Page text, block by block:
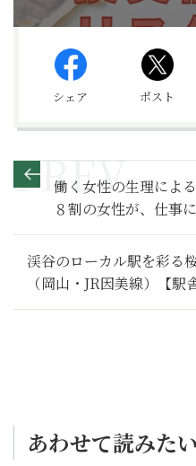
シェア ポスト
働く女性の生理によ
８割の女性が、仕事
り！
渓谷のローカル駅を彩る
（岡山・JR因美線）【
駅旅】
あわせて読みたい